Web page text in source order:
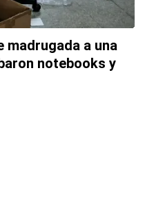
madrugada a una
notebooks y